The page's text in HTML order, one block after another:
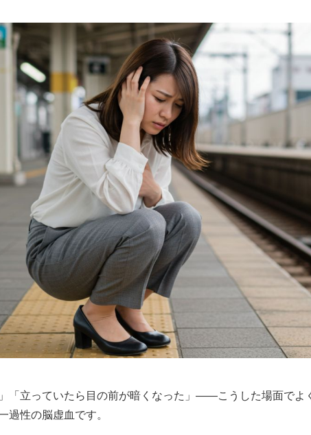
「立っていたら目の前が暗くなった」――こうした場面でよ
過性の脳虚血です。